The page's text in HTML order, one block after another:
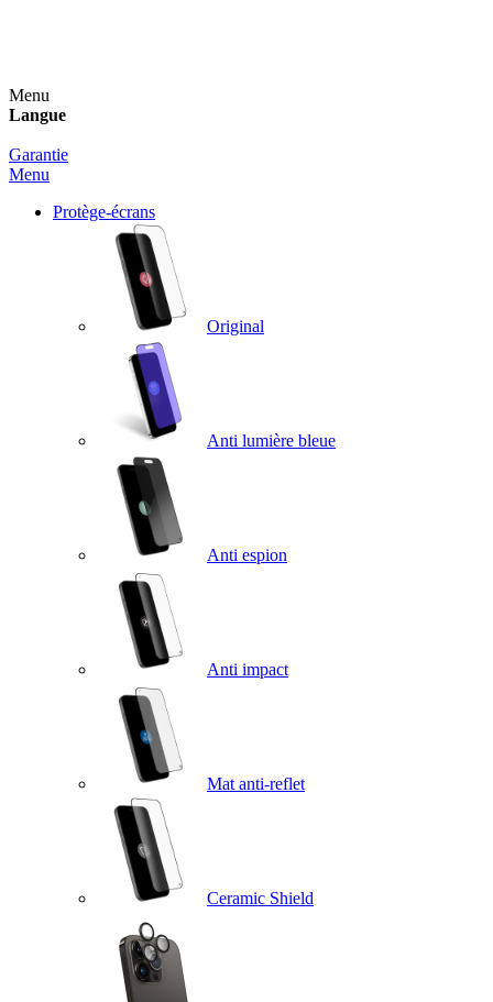
Menu
Langue
Garantie
Menu
Protège-écrans
Original
Anti lumière bleue
Anti espion
Anti impact
Mat anti-reflet
Ceramic Shield